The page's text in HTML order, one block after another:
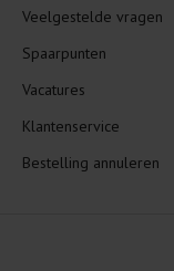
Veelgestelde vragen
Spaarpunten
Vacatures
Klantenservice
Bestelling annuleren